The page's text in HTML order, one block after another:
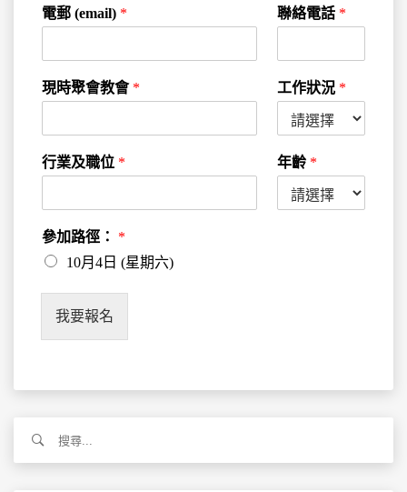
電郵 (email) * 聯絡電話 *
現時聚會教會 * 工作狀況 *
行業及職位 * 年齡 *
參加路徑： *
10月4日 (星期六)
我要報名
關